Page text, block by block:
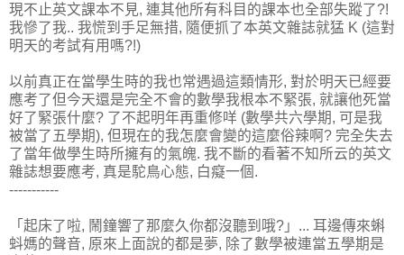
現不止英文課本不見, 連其他所有科目的課本也全部失蹤了?!
我慘了我.. 我慌到手足無措, 隨便抓了本英文雜誌就猛 K (這對
明天的考試有用嗎?!)
以前真正在當學生時的我也常遇過這類情形, 對於明天已經要
應考了但今天還是完全不會的數學我根本不緊張, 就讓他死當
好了緊張什麼? 了不起明年再重修咩 (數學共六學期, 可是我
被當了五學期), 但現在的我怎麼會變的這麼俗辣啊? 完全失去
了當年做學生時所擁有的氣魄. 我不斷的看著不知所云的英文
雜誌想要應考, 真是駝鳥心態, 白癡一個.
-----------
「起床了啦, 鬧鐘響了那麼久你都沒聽到哦?」... 耳邊傳來蝌
蚪媽的聲音, 原來上面說的都是夢, 除了數學被連當五學期是